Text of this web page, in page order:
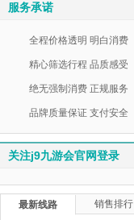
服务承诺
全程价格透明 明白消费
精心筛选行程 品质感受
绝无强制消费 正规服务
品牌质量保证 支付安全
关注j9九游会官网登录
最新线路 销售排行